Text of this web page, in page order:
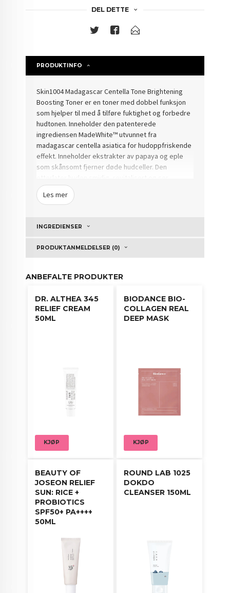
DEL DETTE
PRODUKTINFO
Skin1004 Madagascar Centella Tone Brightening
Boosting Toner er en toner med dobbel funksjon
som hjelper til med å tilføre fuktighet og forbedre
hudtonen. Inneholder den patenterede
ingrediensen MadeWhite™ utvunnet fra
madagascar centella asiatica for hudoppfriskende
effekt. Inneholder ekstrakter av papaya og eple
som skånsomt fjerner døde hudceller. Den
ungdommelig ut.
Les mer
INGREDIENSER
PRODUKTANMELDELSER (0)
ANBEFALTE PRODUKTER
DR. ALTHEA 345
RELIEF CREAM
50ML
KJØP
BIODANCE BIO-
COLLAGEN REAL
DEEP MASK
KJØP
BEAUTY OF
JOSEON RELIEF
SUN: RICE +
PROBIOTICS
SPF50+ PA++++
50ML
ROUND LAB 1025
DOKDO
CLEANSER 150ML